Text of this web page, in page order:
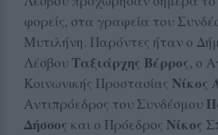
φορείς, στα γραφεία του
Μυτιλήνη. Παρόντες ήταν ο
Λέσβου Ταξιάρχης Βέρρος, ο
Κοινωνικής Προστασίας Νίκος
Αντιπρόεδρος του Συνδέσμου
Δήσσος και ο Πρόεδρος Νίκος